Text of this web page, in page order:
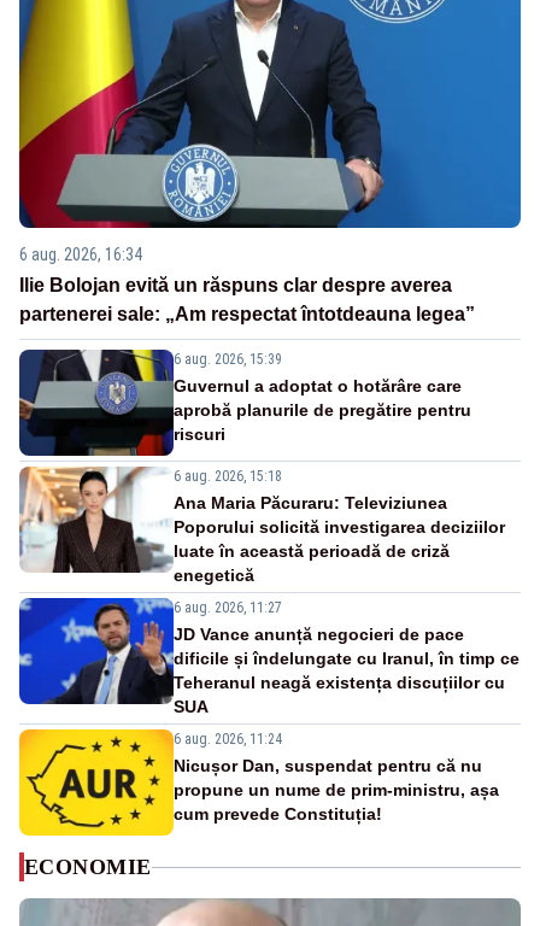
6 aug. 2026, 16:34
Ilie Bolojan evită un răspuns clar despre averea
partenerei sale: „Am respectat întotdeauna legea”
6 aug. 2026, 15:39
Guvernul a adoptat o hotărâre care
aprobă planurile de pregătire pentru
riscuri
6 aug. 2026, 15:18
Ana Maria Păcuraru: Televiziunea
Poporului solicită investigarea deciziilor
luate în această perioadă de criză
enegetică
6 aug. 2026, 11:27
JD Vance anunță negocieri de pace
dificile și îndelungate cu Iranul, în timp ce
Teheranul neagă existența discuțiilor cu
SUA
6 aug. 2026, 11:24
Nicușor Dan, suspendat pentru că nu
propune un nume de prim-ministru, așa
cum prevede Constituția!
ECONOMIE